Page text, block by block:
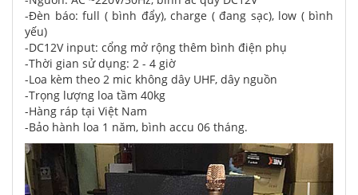
-Đèn báo: full ( bình đẩy), charge ( đang sạc), low ( bình
yếu)
-DC12V input: cổng mở rộng thêm bình điện phụ
-Thời gian sử dụng: 2 - 4 giờ
-Loa kèm theo 2 mic không dây UHF, dây nguồn
-Trọng lượng loa tầm 40kg
-Hàng ráp tại Việt Nam
-Bảo hành loa 1 năm, bình accu 06 tháng.